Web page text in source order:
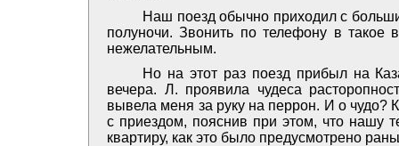
Наш поезд обычно приходил с
полуночи. Звонить по телефону в такое
нежелательным.
Но на этот раз поезд прибыл на
вечера. Л. проявила чудеса
вывела меня за руку на перрон. И о
с приездом, пояснив при этом, что нашу
квартиру, как это было предусмотрено